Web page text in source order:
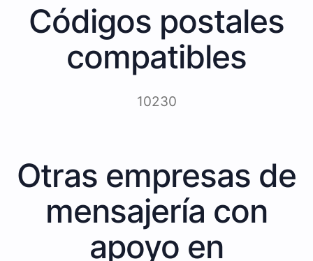
Códigos postales
compatibles
10230
Otras empresas de
mensajería con
apoyo en